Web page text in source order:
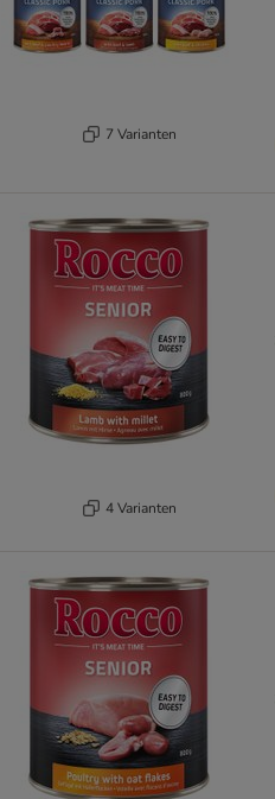
7 Varianten
4 Varianten